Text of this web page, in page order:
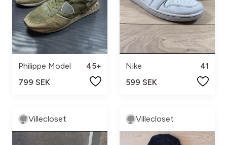
Philippe Model
45+
799 SEK
Nike
41
599 SEK
Villecloset Villecloset